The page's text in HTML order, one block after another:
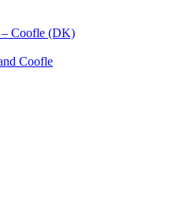
Coofle (DK)
Coofle